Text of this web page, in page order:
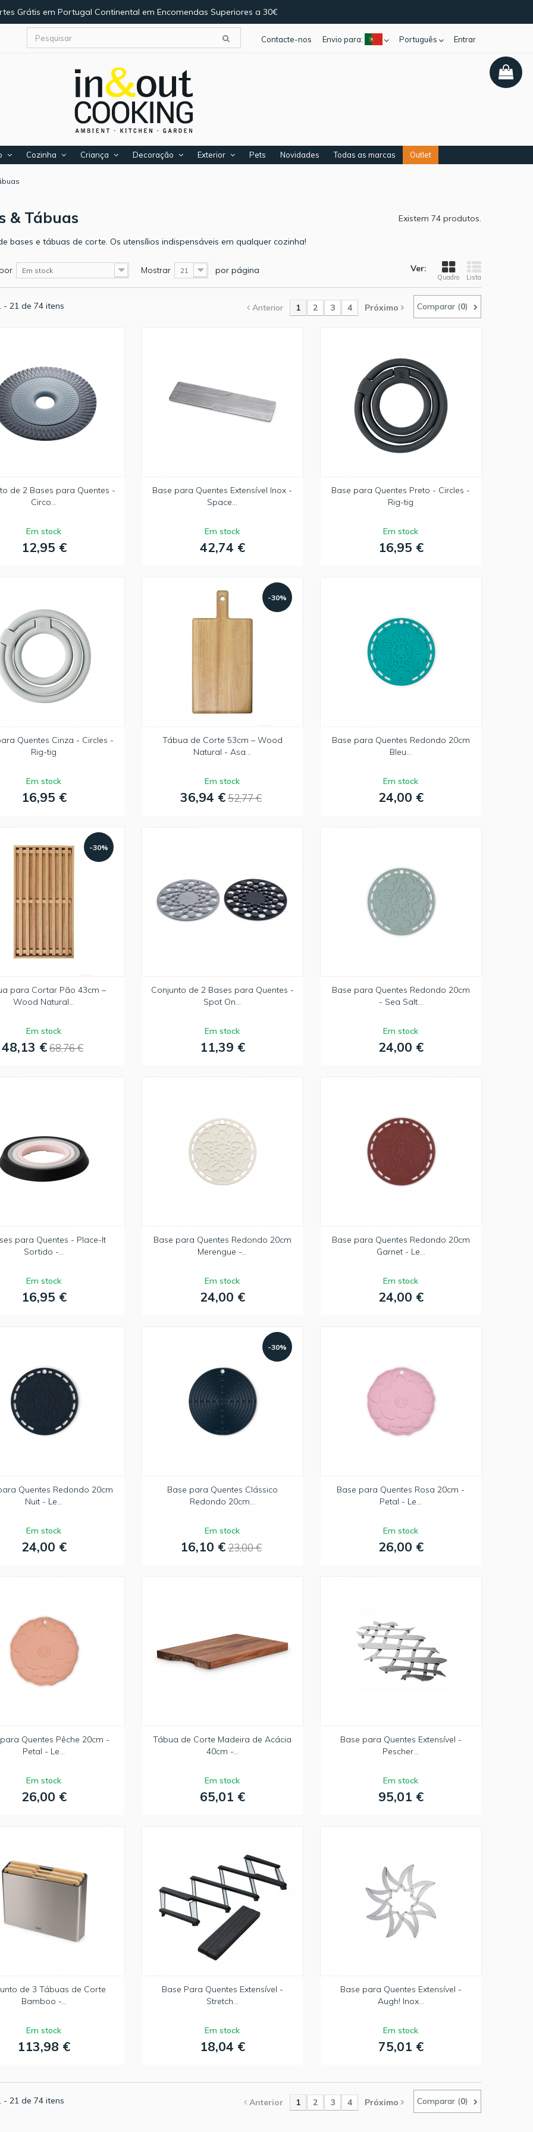
Grátis em Portugal Continental em Encomendas Superiores a 30€
Entrar
Português
Envio para:
Contacte-nos
Cozinha Criança Decoração Exterior Pets Novidades Todas as marcas Outlet
& Tábuas Existem 74 produtos.
bases e tábuas de corte. Os utensílios indispensáveis em qualquer cozinha!
Ver:
Quadro Lista
Em stock Mostrar 21 por página
Comparar (0)
Anterior 1 2 3 4 Próximo
- 21 de 74 itens
de 2 Bases para Quentes -
Circo...
Em stock
12,95 €
Base para Quentes Extensível Inox -
Space...
Em stock
42,74 €
Base para Quentes Preto - Circles -
Rig-tig
Em stock
16,95 €
Quentes Cinza - Circles -
Rig-tig
Em stock
16,95 €
-30%
Tábua de Corte 53cm – Wood
Natural - Asa...
Em stock
36,94 €52,77 €
Base para Quentes Redondo 20cm
Bleu...
Em stock
24,00 €
-30%
para Cortar Pão 43cm –
Wood Natural...
Em stock
48,13 €68,76 €
Conjunto de 2 Bases para Quentes -
Spot On...
Em stock
11,39 €
Base para Quentes Redondo 20cm
- Sea Salt...
Em stock
24,00 €
para Quentes - Place-It
Sortido -...
Em stock
16,95 €
Base para Quentes Redondo 20cm
Merengue -...
Em stock
24,00 €
Base para Quentes Redondo 20cm
Garnet - Le...
Em stock
24,00 €
Quentes Redondo 20cm
Nuit - Le...
Em stock
24,00 €
-30%
Base para Quentes Clássico
Redondo 20cm...
Em stock
16,10 €23,00 €
Base para Quentes Rosa 20cm -
Petal - Le...
Em stock
26,00 €
Quentes Pêche 20cm -
Petal - Le...
Em stock
26,00 €
Tábua de Corte Madeira de Acácia
40cm -...
Em stock
65,01 €
Base para Quentes Extensível -
Pescher...
Em stock
95,01 €
de 3 Tábuas de Corte
Bamboo -...
Em stock
113,98 €
Base Para Quentes Extensível -
Stretch...
Em stock
18,04 €
Base para Quentes Extensível -
Augh! Inox...
Em stock
75,01 €
Comparar (0)
Anterior 1 2 3 4 Próximo
- 21 de 74 itens